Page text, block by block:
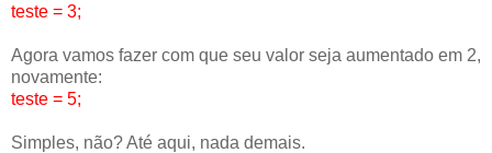
teste = 3;
Agora vamos fazer com que seu valor seja aumentado em 2,
novamente:
teste = 5;
Simples, não? Até aqui, nada demais.